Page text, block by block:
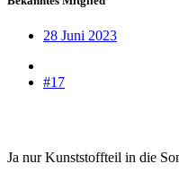
28 Juni 2023
#17
Ja nur Kunststoffteil in die